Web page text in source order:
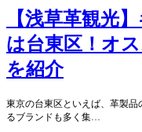
【浅草革観光
は台東区！オ
を紹介
東京の台東区といえば、革製
るブランドも多く集…